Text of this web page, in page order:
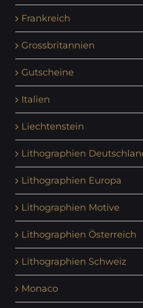
Frankreich
Grossbritannien
Gutscheine
Italien
Liechtenstein
Lithographien
Lithographien Europa
Lithographien Motive
Lithographien Österreich
Lithographien Schweiz
Monaco